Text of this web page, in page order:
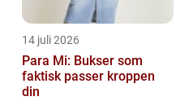
14 juli 2026
Para Mi: Bukser som
faktisk passer kroppen
din